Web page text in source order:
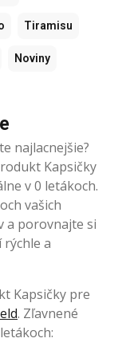
Tiramisu
Noviny
najlacnejšie?
Kapsičky
v 0 letákoch.
vašich
a porovnajte si
rýchle a
Kapsičky pre
. Zľavnené